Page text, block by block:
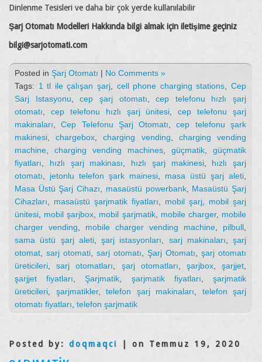
Dinlenme Tesisleri ve daha bir çok yerde kullanılabilir
Şarj Otomatı Modelleri Hakkında bilgi almak için iletişime geçiniz
bilgi@sarjotomati.com
Posted in Şarj Otomatı | No Comments »
Tags: 1 tl ile çalışan şarj cell phone charging stations ,Cep
Sarj Istasyonu ,cep şarj otomatı ,cep telefonu hızlı şarj
otomatı
cep telefonu hızlı şarj ünitesi ,cep telefonu şarj
makinaları ,Cep Telefonu Şarj Otomatı ,cep telefonu şark
makinesi ,chargebox ,charging vending
charging vending
machine
charging vending machines güçmatik
güçmatik
fiyatları
hızlı şarj makinası hızlı şarj makinesi, hızlı şarj
otomatı
jetonlu telefon şark mainesi masa üstü şarj aleti
Masa Üstü Şarj Cihazı
masaüstü powerbank, Masaüstü Şarj
Cihazları
masaüstü şarjmatik fiyatları mobil şarj
mobil şarj
ünitesi
mobil şarjbox mobil şarjmatik, mobile charger, mobile
charger vending
mobile charger vending machine pilbull
sama üstü şarj aleti, şarj istasyonları sarj makinaları
şarj
otomat
sarj otomati sarj otomatı Şarj Otomatı
şarj otomatı
üreticileri ,sarj otomatları şarj otomatları şarjbox,şarjjet
şarjjet fiyatları ,Şarjmatik şarjmatik fiyatları ,şarjmatik
üreticileri
şarjmatikler, telefon şarj makinaları
telefon şarj
otomatı fiyatları telefon şarjmatik
Posted by: doqmaqci | on Temmuz 19, 2020